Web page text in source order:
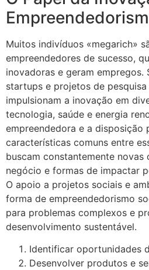
Muitos indivíduos «megarich»
empreendedores de sucesso,
inovadoras e geram empregos.
startups e projetos de
impulsionam a inovação em
tecnologia, saúde e energia
empreendedora e a disposição
características comuns entre
buscam constantemente
negócio e formas de impactar
O apoio a projetos sociais e
forma de empreendedorismo
para problemas complexos e
desenvolvimento sustentável.
Identificar oportunidades
Desenvolver produtos e